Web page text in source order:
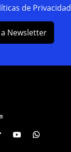
de Privacidad
Newsletter